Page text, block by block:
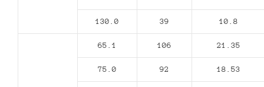
130.0 39 10.8
65.1 106 21.35
75.0 92 18.53